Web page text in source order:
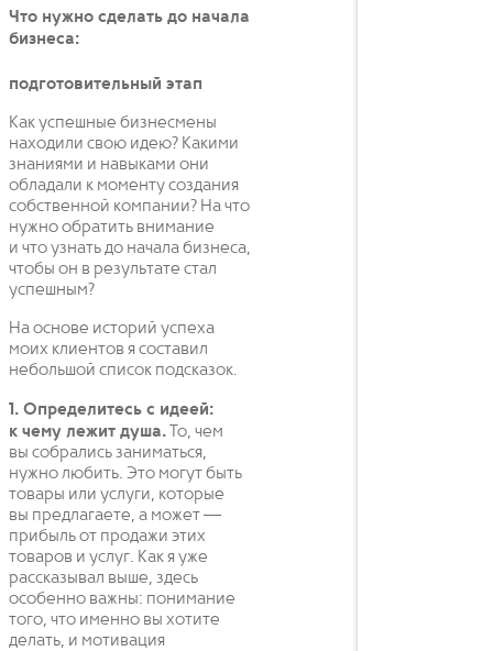
Что нужно сделать до начала
бизнеса:
подготовительный этап
Как успешные бизнесмены
находили свою идею? Какими
знаниями и навыками они
обладали к моменту создания
собственной компании? На что
нужно обратить внимание
и что узнать до начала бизнеса,
чтобы он в результате стал
успешным?
На основе историй успеха
моих клиентов я составил
небольшой список подсказок.
1. Определитесь с идеей:
к чему лежит душа. То, чем
вы собрались заниматься,
нужно любить. Это могут быть
товары или услуги, которые
вы предлагаете, а может —
прибыль от продажи этих
товаров и услуг. Как я уже
рассказывал выше, здесь
особенно важны: понимание
того, что именно вы хотите
делать, и мотивация